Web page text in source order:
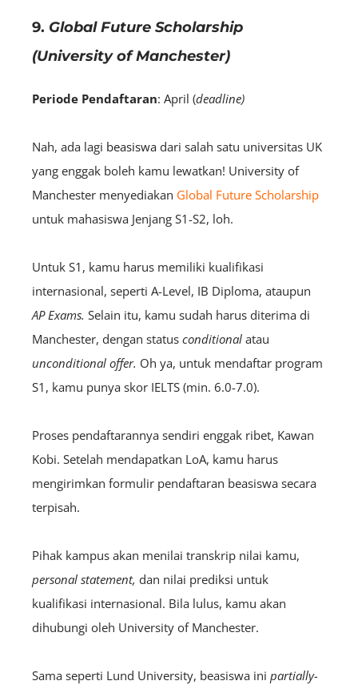
9. Global Future Scholarship
(University of Manchester)
Periode Pendaftaran: April (deadline)
Nah, ada lagi beasiswa dari salah satu universitas UK
yang enggak boleh kamu lewatkan! University of
Manchester menyediakan Global Future Scholarship
untuk mahasiswa Jenjang S1-S2, loh.
Untuk S1, kamu harus memiliki kualifikasi
internasional, seperti A-Level, IB Diploma, ataupun
AP Exams. Selain itu, kamu sudah harus diterima di
Manchester, dengan status conditional atau
unconditional offer. Oh ya, untuk mendaftar program
S1, kamu punya skor IELTS (min. 6.0-7.0).
Proses pendaftarannya sendiri enggak ribet, Kawan
Kobi. Setelah mendapatkan LoA, kamu harus
mengirimkan formulir pendaftaran beasiswa secara
terpisah.
Pihak kampus akan menilai transkrip nilai kamu,
personal statement, dan nilai prediksi untuk
kualifikasi internasional. Bila lulus, kamu akan
dihubungi oleh University of Manchester.
Sama seperti Lund University, beasiswa ini partially-